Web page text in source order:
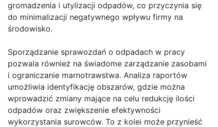
gromadzenia i utylizacji odpadów, co przyczynia się
do minimalizacji negatywnego wpływu firmy na
środowisko.
Sporządzanie sprawozdań o odpadach w pracy
pozwala również na świadome zarządzanie zasobami
i ograniczanie marnotrawstwa. Analiza raportów
umożliwia identyfikację obszarów, gdzie można
wprowadzić zmiany mające na celu redukcję ilości
odpadów oraz zwiększenie efektywności
wykorzystania surowców. To z kolei może przynieść